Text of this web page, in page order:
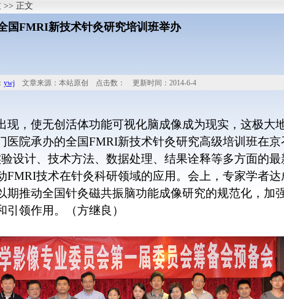
>> 正文
国FMRI新技术针灸研究培训班举办
ywj 文章来源：本站原创 点击数： 更新时间：2014-6-4
，使无创活体功能可视化脑成像成为现实，这极大
医院承办的全国FMRI新技术针灸研究高级培训班在
验设计、技术方法、数据处理、结果诠释等多方面的
FMRI技术在针灸科研领域的应用。会上，专家学者
期推动全国针灸磁共振脑功能成像研究的规范化，加
领作用。（方继良）